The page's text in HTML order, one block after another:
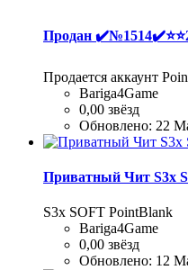
Продан
Продается аккаунт
Bariga4Game
0,00 звёзд
Обновлено: 22
Приватный Чит S3x
S3x SOFT PointBlank
Bariga4Game
0,00 звёзд
Обновлено: 12